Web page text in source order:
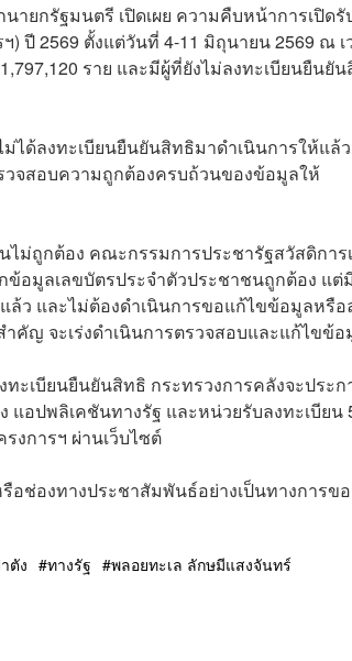
ยกรัฐมนตรี เปิดเผย ความคืบหน้าการเปิดรั
ฯ) ปี 2569 ตั้งแต่วันที่ 4-11 มิถุนายน 2569 ณ เ
ราย และมีผู้ที่ยังไม่ลงทะเบียนยืนยั
ได้ลงทะเบียนยืนยันสิทธิมาดำเนินการให้แล้ว
วจสอบความถูกต้องครบถ้วนของข้อมูลให้
ม่ถูกต้อง คณะกรรมการประชารัฐสวัสดิการ
อมูลเลขบัตรประจำตัวประชาชนถูกต้อง แต่
ว และไม่ต้องดำเนินการขอแก้ไขข้อมูลหรือ
คัญ จะเร่งดำเนินการตรวจสอบและแก้ไขข้อ
ะเบียนยืนยันสิทธิ กระทรวงการคลังจะประก
แอปพลิเคชันทางรัฐ และหน่วยรับลงทะเบียน
งการฯ ผ่านเว็บไซต์
อช่องทางประชาสัมพันธ์อย่างเป็นทางการข
ตัง ทางรัฐ พลอยทะเล ลักษมีแสงจันทร์